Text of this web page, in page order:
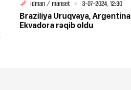
idman / manset
3-07-2024, 12:30
Braziliya Uruqvaya, Argentina
Ekvadora rəqib oldu